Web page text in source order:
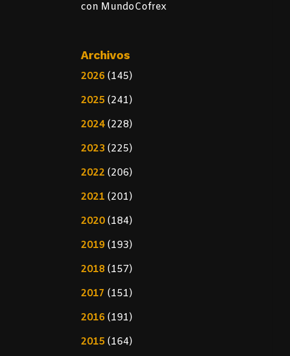
con MundoCofrex
Archivos
2026 (145)
2025 (241)
2024 (228)
2023 (225)
2022 (206)
2021 (201)
2020 (184)
2019 (193)
2018 (157)
2017 (151)
2016 (191)
2015 (164)